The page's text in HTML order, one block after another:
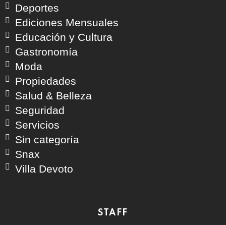
Deportes
Ediciones Mensuales
Educación y Cultura
Gastronomía
Moda
Propiedades
Salud & Belleza
Seguridad
Servicios
Sin categoría
Snax
Villa Devoto
STAFF